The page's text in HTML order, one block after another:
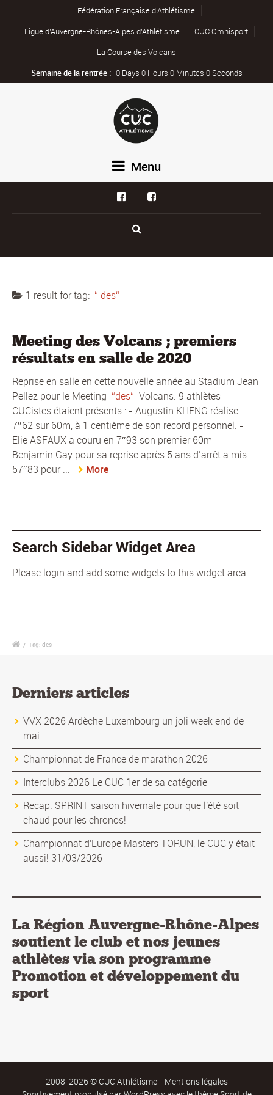
Fédération Française d’Athlétisme
Ligue d’Auvergne-Rhônes-Alpes d’Athlétisme
CUC Omnisport
La Course des Volcans
Semaine de la rentrée : 0 Days 0 Hours 0 Minutes 0 Seconds
Menu
1 result fortag: des
Meeting des Volcans ; premiers
résultats en salle de 2020
Reprise en salle en cette nouvelle année au Stadium Jean
Pellez pour le Meeting
des
Volcans. 9 athlètes
CUCistes étaient présents : - Augustin KHENG réalise
7″62 sur 60m, à 1 centième de son record personnel. -
Elie ASFAUX a couru en 7″93 son premier 60m -
Benjamin Gay pour sa reprise après 5 ans d’arrêt a mis
57″83 pour ...
More
Search Sidebar Widget Area
Please login and add some widgets to this widget area.
/ Tag: des
Derniers articles
VVX 2026 Ardèche Luxembourg un joli week end de
mai
Championnat de France de marathon 2026
Interclubs 2026 Le CUC 1er de sa catégorie
Recap. SPRINT saison hivernale pour que l'été soit
chaud pour les chronos!
Championnat d'Europe Masters TORUN, le CUC y était
aussi! 31/03/2026
La Région Auvergne-Rhône-Alpes
soutient le club et nos jeunes
athlètes via son programme
Promotion et développement du
sport
2008-2026 © CUC Athlétisme - Mentions légales